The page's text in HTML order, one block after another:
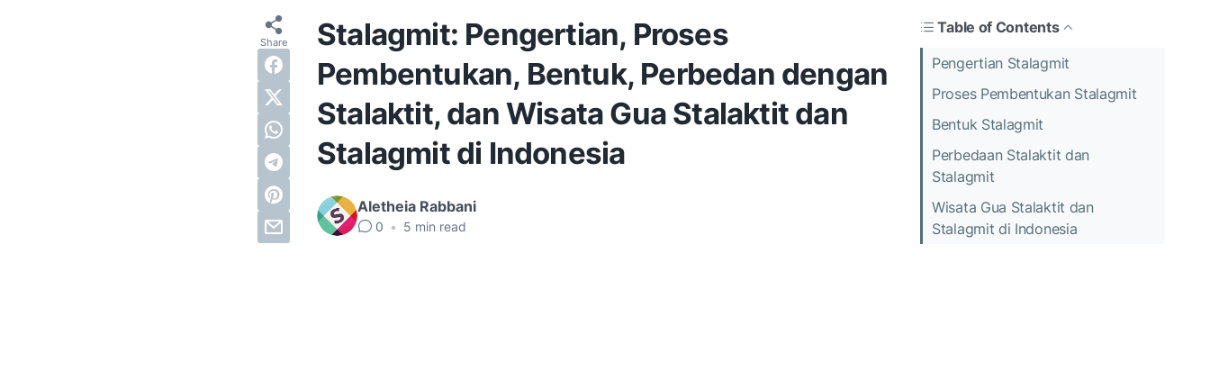
Stalagmit: Pengertian, Proses
Pembentukan, Bentuk, Perbedan dengan
Stalaktit, dan Wisata Gua Stalaktit dan
Stalagmit di Indonesia
Aletheia Rabbani
0 • 5 min read
Table of Contents
Pengertian Stalagmit
Proses Pembentukan Stalagmit
Bentuk Stalagmit
Perbedaan Stalaktit dan
Stalagmit
Wisata Gua Stalaktit dan
Stalagmit di Indonesia